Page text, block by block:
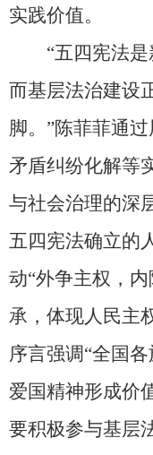
实践价值。
“五四宪法
而基层法治建设
脚。”陈菲菲通
矛盾纠纷化解等
与社会治理的深
五四宪法确立的
动“外争主权，
承，体现人民主
序言强调“全国
爱国精神形成价
要积极参与基层